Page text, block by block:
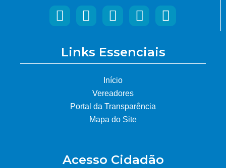
Links Essenciais
Início
Vereadores
Portal da Transparência
Mapa do Site
Acesso Cidadão